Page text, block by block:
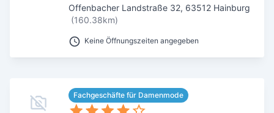
Offenbacher Landstraße 32, 63512 Hainburg
(160.38km)
Keine Öffnungszeiten angegeben
Fachgeschäfte für Damenmode